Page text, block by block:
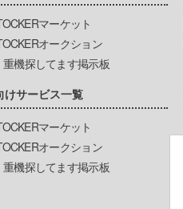
マーケット
オークション
機探してます掲示板
けサービス一覧
マーケット
オークション
機探してます掲示板